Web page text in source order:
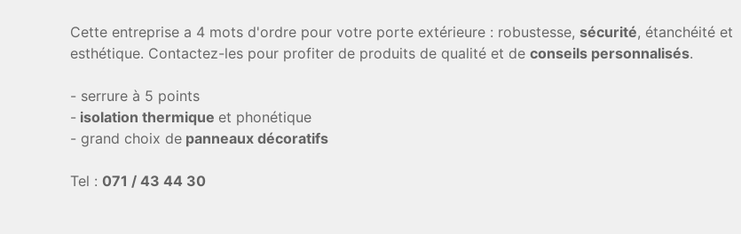
Cette entreprise a 4 mots d'ordre pour votre porte extérieure : robustesse,sécurité, étanchéité et
esthétique. Contactez-les pour profiter de produits de qualité et deconseils personnalisés.
- serrure à 5 points
- isolation thermique et phonétique
- grand choix de panneaux décoratifs
Tel : 071 / 43 44 30